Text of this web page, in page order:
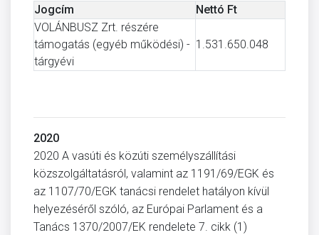
Jogcím
Nettó Ft
VOLÁNBUSZ Zrt. részére
támogatás (egyéb működési) -
tárgyévi
1.531.650.048
2020
2020 A vasúti és közúti személyszállítási
közszolgáltatásról, valamint az 1191/69/EGK és
az 1107/70/EGK tanácsi rendelet hatályon kívül
helyezéséről szóló, az Európai Parlament és a
Tanács 1370/2007/EK rendelete 7. cikk (1)